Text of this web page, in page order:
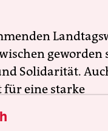
geworden
Solidarität.
für eine starke